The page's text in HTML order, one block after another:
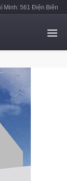
Minh: 561 Điện Biên